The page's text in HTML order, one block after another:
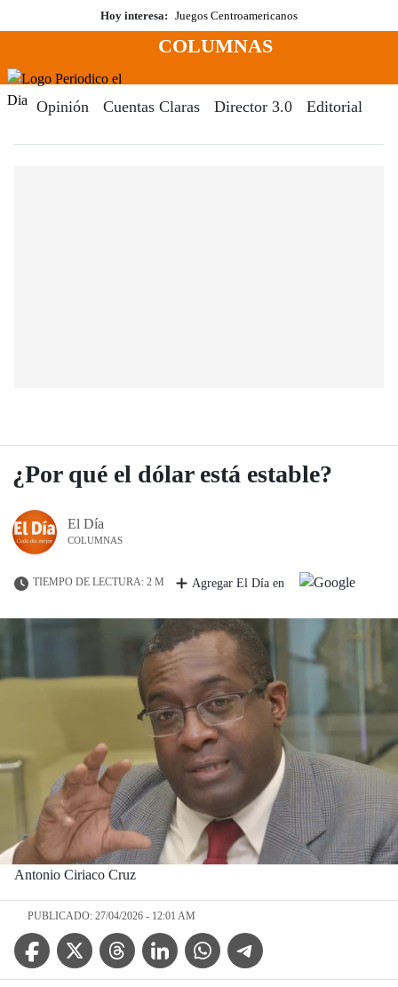
al
Hoy interesa: Juegos Centroamericanos
Menú
COLUMNAS
Opinión Cuentas Claras Director 3.0 Editorial
¿Por qué el dólar está estable?
El Día
COLUMNAS
TIEMPO DE LECTURA: 2 M Agregar El Día en
Antonio Ciriaco Cruz
PUBLICADO: 27/04/2026 - 12:01 AM
Facebook IconTwitter IconThreads IconLinkedin IconWhatsApp IconTelegram Icon